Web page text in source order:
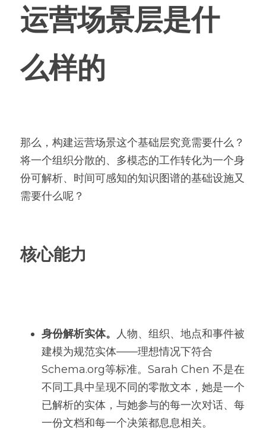
运营场景层是什
么样的
那么，构建运营场景这个基础层究竟需要什么？
将一个组织分散的、多模态的工作转化为一个身
份可解析、时间可感知的知识图谱的基础设施又
需要什么呢？
核心能力
身份解析实体。
人物、组织、地点和事件被
建模为规范实体——理想情况下符合
Schema.org等标准。Sarah Chen 不是在
不同工具中呈现不同的零散文本，她是一个
已解析的实体，与她参与的每一次对话、每
一份文档和每一个决策都息息相关。